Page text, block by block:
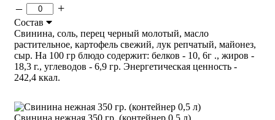
– +
Состав
Свинина, соль, перец черный молотый, масло
растительное, картофель свежий, лук репчатый, майонез,
сыр. На 100 гр блюдо содержит: белков - 10, 6г ., жиров -
18,3 г., углеводов - 6,9 гр. Энергетическая ценность -
242,4 ккал.
Свинина нежная 350 гр. (контейнер 0,5 л)